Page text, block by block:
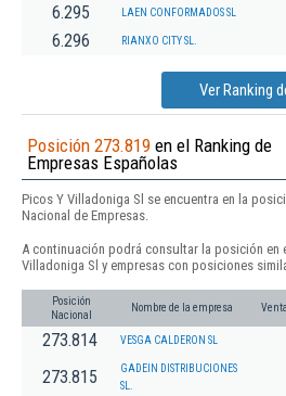
6.295 LAEN CONFORMADOS SL
6.296 RIANXO CITY SL.
Ver Ranking
Posición 273.819 en el Ranking de
Empresas Españolas
Picos Y Villadoniga Sl se encuentra en la
Nacional de Empresas.
A continuación podrá consultar la posición en
Villadoniga Sl y empresas con posiciones
Posición
Nacional
Nombre de la empresa
273.814 VESGA CALDERON SL
273.815
GADEIN DISTRIBUCIONES
SL.